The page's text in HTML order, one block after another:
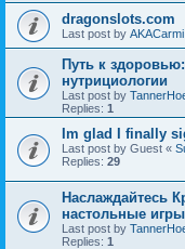
dragonslots.com
Last post by AKACarmi
Путь к
нутрициологии
Last post by
Replies: 1
Im glad I finally
Last post by Guest «
Replies: 29
Наслаждайтесь
настольные
Last post by
Replies: 1